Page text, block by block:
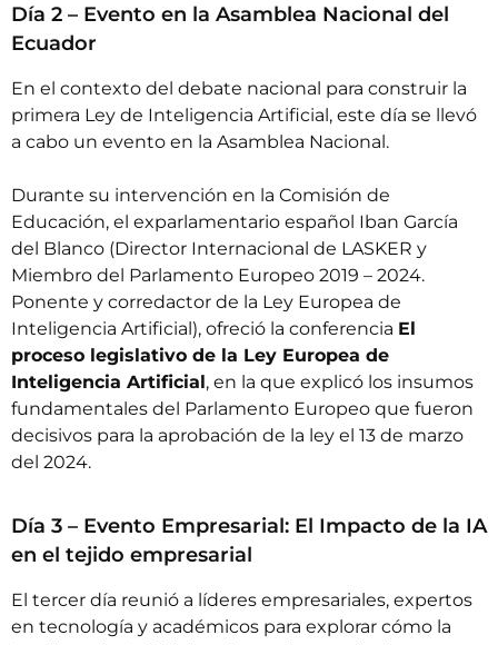
Día 2 – Evento en la Asamblea Nacional del
Ecuador
En el contexto del debate nacional para construir la
primera Ley de Inteligencia Artificial, este día se llevó
a cabo un evento en la Asamblea Nacional.
Durante su intervención en la Comisión de
Educación, el exparlamentario español Iban García
del Blanco (Director Internacional de LASKER y
Miembro del Parlamento Europeo 2019 – 2024.
Ponente y corredactor de la Ley Europea de
Inteligencia Artificial), ofreció la conferencia  El
proceso legislativo de la Ley Europea de
Inteligencia Artificial, en la que explicó los insumos
fundamentales del Parlamento Europeo que fueron
decisivos para la aprobación de la ley el 13 de marzo
del 2024.
Día 3 – Evento Empresarial: El Impacto de la IA
en el tejido empresarial
El tercer día reunió a líderes empresariales, expertos
en tecnología y académicos para explorar cómo la